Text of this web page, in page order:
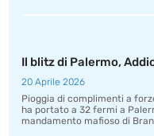
Il blitz di Palermo,
20 Aprile 2026
Pioggia di complimenti a
ha portato a 32 fermi a
mandamento mafioso di